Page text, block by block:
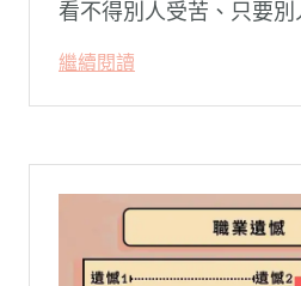
看不得別人受苦、只要
常在夜深人靜時讓你感到
虛。
繼續閱讀